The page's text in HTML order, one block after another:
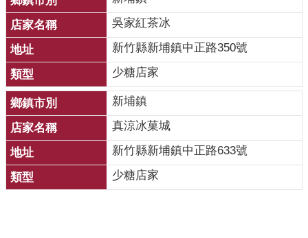
English
智
慧
財
產
權
宣
告
隱
私
吳家紅茶冰
新竹縣新埔鎮中正路350號
少糖店家
新埔鎮
真涼冰菓城
新竹縣新埔鎮中正路633號
少糖店家